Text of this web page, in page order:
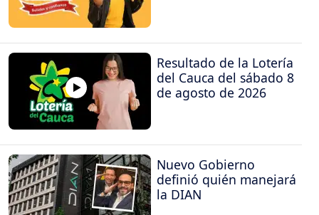
Resultado de la Lotería
del Cauca del sábado 8
de agosto de 2026
Nuevo Gobierno
definió quién manejará
la DIAN